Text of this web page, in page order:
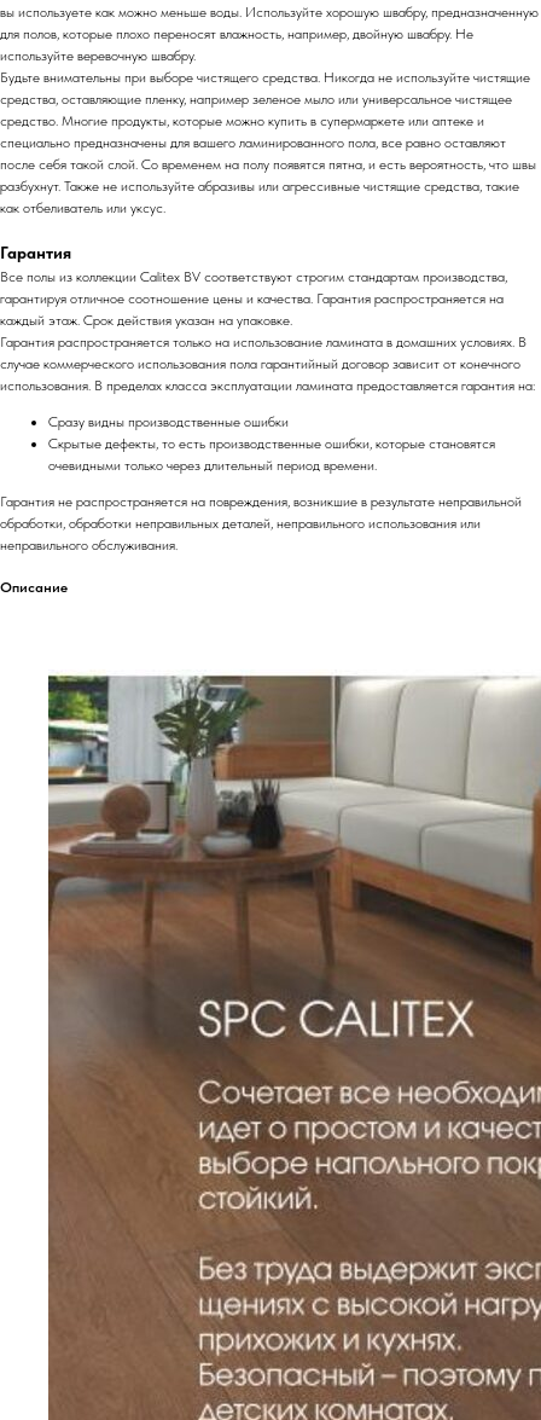
вы используете как можно меньше воды. Используйте хорошую швабру, предназначенную
для полов, которые плохо переносят влажность, например, двойную швабру. Не
используйте веревочную швабру.
Будьте внимательны при выборе чистящего средства. Никогда не используйте чистящие
средства, оставляющие пленку, например зеленое мыло или универсальное чистящее
средство. Многие продукты, которые можно купить в супермаркете или аптеке и
специально предназначены для вашего ламинированного пола, все равно оставляют
после себя такой слой. Со временем на полу появятся пятна, и есть вероятность, что швы
разбухнут. Также не используйте абразивы или агрессивные чистящие средства, такие
как отбеливатель или уксус.
Гарантия
Все полы из коллекции Calitex BV соответствуют строгим стандартам производства,
гарантируя отличное соотношение цены и качества. Гарантия распространяется на
каждый этаж. Срок действия указан на упаковке.
Гарантия распространяется только на использование ламината в домашних условиях. В
случае коммерческого использования пола гарантийный договор зависит от конечного
использования. В пределах класса эксплуатации ламината предоставляется гарантия на:
Сразу видны производственные ошибки
Скрытые дефекты, то есть производственные ошибки, которые становятся
очевидными только через длительный период времени.
Гарантия не распространяется на повреждения, возникшие в результате неправильной
обработки, обработки неправильных деталей, неправильного использования или
неправильного обслуживания.
Описание